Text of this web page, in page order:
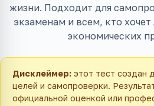
жизни. Подходит для
экзаменам и всем, кто хочет
экономических
Дисклеймер: этот тест создан
целей и самопроверки.
официальной оценкой или